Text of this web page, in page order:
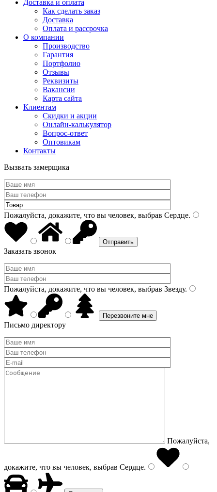
Доставка и оплата
Как сделать заказ
Доставка
Оплата и рассрочка
О компании
Производство
Гарантия
Портфолио
Отзывы
Реквизиты
Вакансии
Карта сайта
Клиентам
Скидки и акции
Онлайн-калькулятор
Вопрос-ответ
Оптовикам
Контакты
Вызвать замерщика
Пожалуйста, докажите, что вы человек, выбрав Сердце.
Заказать звонок
Пожалуйста, докажите, что вы человек, выбрав Звезду.
Письмо директору
Пожалуйста,
докажите, что вы человек, выбрав Сердце.